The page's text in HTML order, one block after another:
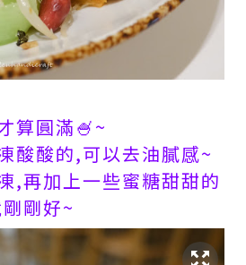
算圓滿🍧~
酸酸的,可以去油膩感~
,再加上一些蜜糖甜甜的
剛好~